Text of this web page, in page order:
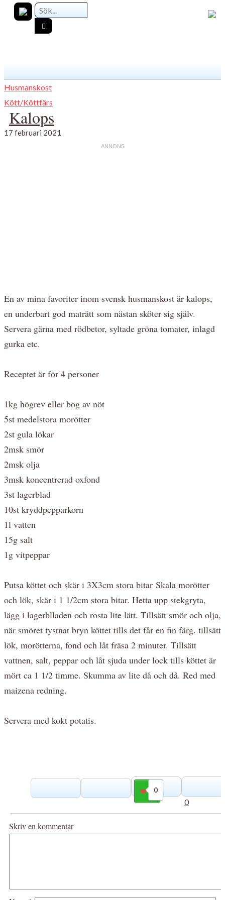
Husmanskost
Kött/Köttfärs
Kalops
17 februari 2021
En av mina favoriter inom svensk husmanskost är kalops,
en underbart god maträtt som nästan sköter sig själv.
Servera gärna med rödbetor, syltade gröna tomater, inlagd
gurka etc.
Receptet är för 4 personer
1kg högrev eller bog av nöt
5st medelstora morötter
2st gula lökar
2msk smör
2msk olja
3msk koncentrerad oxfond
3st lagerblad
10st kryddpepparkorn
1l vatten
15g salt
1g vitpeppar
Putsa köttet och skär i 3X3cm stora bitar Skala morötter
och lök, skär i 1 1/2cm stora bitar. Hetta upp stekgryta,
lägg i lagerblladen och rosta lite lätt. Tillsätt smör och olja,
när smöret tystnat bryn köttet tills det får en fin färg. tillsätt
lök, morötterna, fond och låt fräsa 2 minuter. Tillsätt
vattnen, salt, peppar och låt sjuda under lock tills köttet är
mört ca 1 1/2 timme. Skumma av lite då och då. Red med
maizena redning.
Servera med kokt potatis.
0
Gilla
0
Skriv en kommentar